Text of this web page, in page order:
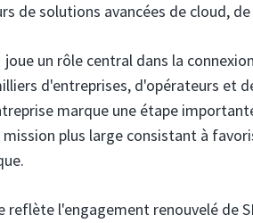
de solutions avancées de cloud,
joue un rôle central dans la
d'entreprises, d'opérateurs et
marque une étape
plus large consistant à
l'engagement renouvelé de